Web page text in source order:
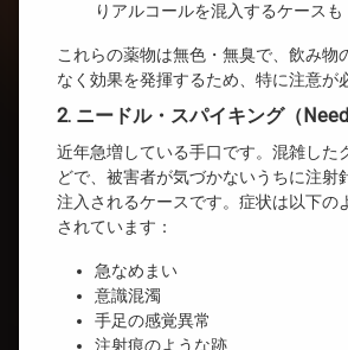
りアルコールを混入するケースも
これらの薬物は無色・無臭で、飲み物
なく効果を発揮するため、特に注意が
2. ニードル・スパイキング（
近年急増している手口です。混雑した
どで、被害者が気づかないうちに注射
注入されるケースです。症状は以下の
されています：
急なめまい
意識混濁
手足の感覚異常
注射痕のような跡